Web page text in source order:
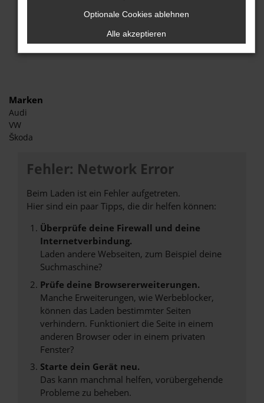
Marken
Audi
VW
Škoda
Fehler: Network Error
Beim Laden ist ein Fehler aufgetreten.
Hier sind ein paar Tipps, die dir helfen können:
Überprüfe deine Firewall und deine
Internetverbindung.
Laden andere Webseiten, zum Beispiel deine
Suchmaschine?
Prüfe deine Browsererweiterungen.
Manche Erweiterungen, wie Werbeblocker,
können das Laden bestimmter Seiten
verhindern. Funktioniert die Seite in einem
anderen Browser oder in einem privaten
Fenster?
Starte dein Gerät neu.
Das kann manchmal helfen, vorübergehende
Probleme zu beheben.
Optionale Cookies ablehnen
Alle akzeptieren